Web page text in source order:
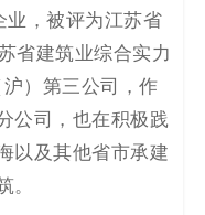
业，被评为江苏省
省建筑业综合实力
）第三公司，作
公司，也在积极践
以及其他省市承建
。